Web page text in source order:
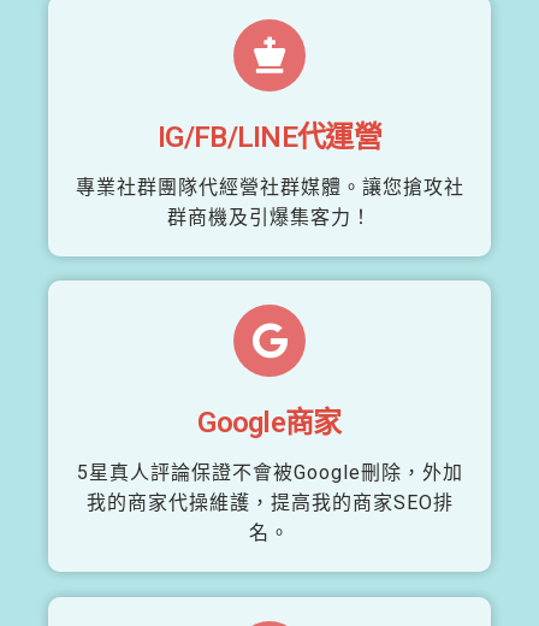
IG/FB/LINE代運營
專業社群團隊代經營社群媒體。讓您搶攻社
群商機及引爆集客力！
Google商家
5星真人評論保證不會被Google刪除，外加
我的商家代操維護，提高我的商家SEO排
名。